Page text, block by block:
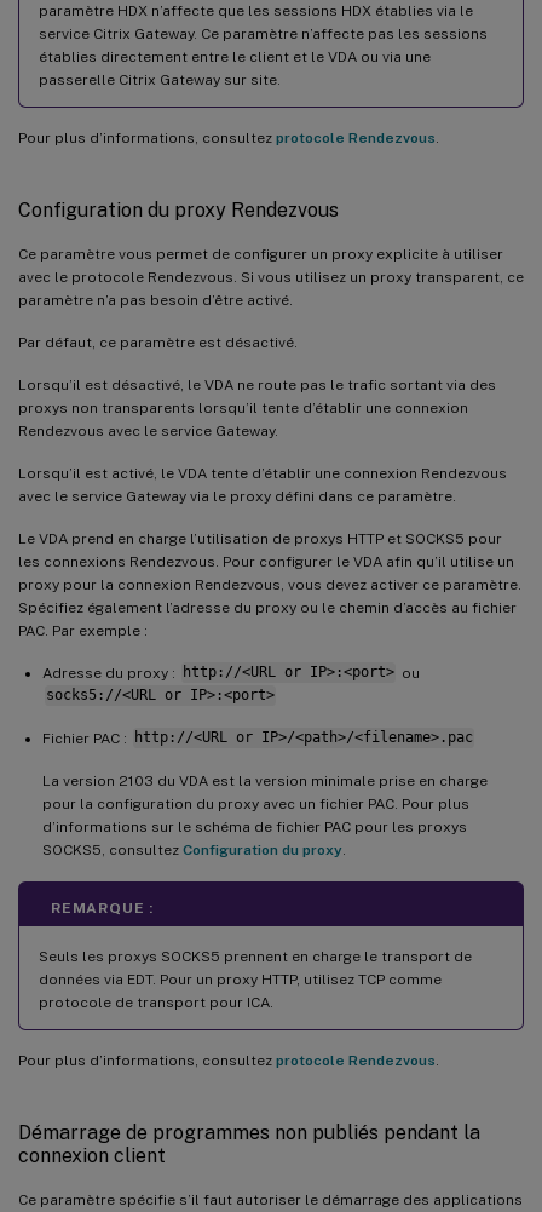
paramètre HDX n’affecte que les sessions HDX établies via le
service Citrix Gateway. Ce paramètre n’affecte pas les sessions
établies directement entre le client et le VDA ou via une
passerelle Citrix Gateway sur site.
Pour plus d’informations, consultez protocole Rendezvous
Configuration du proxy Rendezvous
Ce paramètre vous permet de configurer un proxy explicite à utiliser
avec le protocole Rendezvous. Si vous utilisez un proxy transparent, ce
paramètre n’a pas besoin d’être activé.
Par défaut, ce paramètre est désactivé.
Lorsqu’il est désactivé, le VDA ne route pas le trafic sortant via des
proxys non transparents lorsqu’il tente d’établir une connexion
Rendezvous avec le service Gateway.
Lorsqu’il est activé, le VDA tente d’établir une connexion Rendezvous
avec le service Gateway via le proxy défini dans ce paramètre.
Le VDA prend en charge l’utilisation de proxys HTTP et SOCKS5 pour
les connexions Rendezvous. Pour configurer le VDA afin qu’il utilise un
proxy pour la connexion Rendezvous, vous devez activer ce paramètre.
Spécifiez également l’adresse du proxy ou le chemin d’accès au fichier
PAC. Par exemple :
Adresse du proxy : http://<URL or IP>:<port> ou
socks5://<URL or IP>:<port>
Fichier PAC : http://<URL or IP>/<path>/<filename>.pac
La version 2103 du VDA est la version minimale prise en charge
pour la configuration du proxy avec un fichier PAC. Pour plus
d’informations sur le schéma de fichier PAC pour les proxys
SOCKS5, consultez Configuration du proxy
REMARQUE :
Seuls les proxys SOCKS5 prennent en charge le transport de
données via EDT. Pour un proxy HTTP, utilisez TCP comme
protocole de transport pour ICA.
Pour plus d’informations, consultez protocole Rendezvous
Démarrage de programmes non publiés pendant la
connexion client
Ce paramètre spécifie s’il faut autoriser le démarrage des applications